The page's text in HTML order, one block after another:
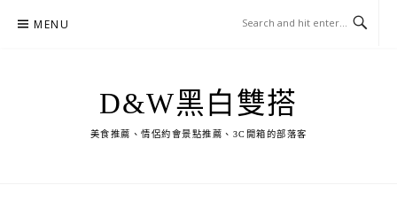
MENU
D&W黑白雙搭
美食推薦、情侶約會景點推薦、3C開箱的部落客